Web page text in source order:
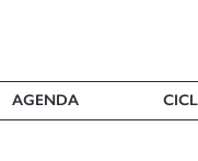
AGENDA